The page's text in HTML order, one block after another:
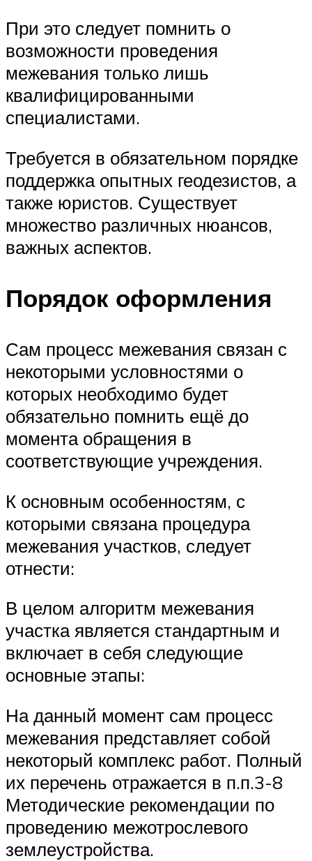
При это следует помнить о
возможности проведения
межевания только лишь
квалифицированными
специалистами.
Требуется в обязательном порядке
поддержка опытных геодезистов, а
также юристов. Существует
множество различных нюансов,
важных аспектов.
Порядок оформления
Сам процесс межевания связан с
некоторыми условностями о
которых необходимо будет
обязательно помнить ещё до
момента обращения в
соответствующие учреждения.
К основным особенностям, с
которыми связана процедура
межевания участков, следует
отнести:
В целом алгоритм межевания
участка является стандартным и
включает в себя следующие
основные этапы:
На данный момент сам процесс
межевания представляет собой
некоторый комплекс работ. Полный
их перечень отражается в п.п.3-8
Методические рекомендации по
проведению межотрослевого
землеустройства.